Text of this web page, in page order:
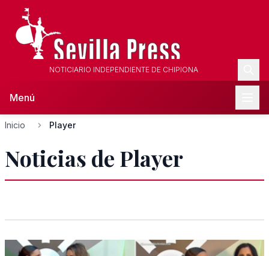
NOTICIARIO INDEPENDIENTE DE CHIPIONA
Menú
Inicio Player
Noticias de Player